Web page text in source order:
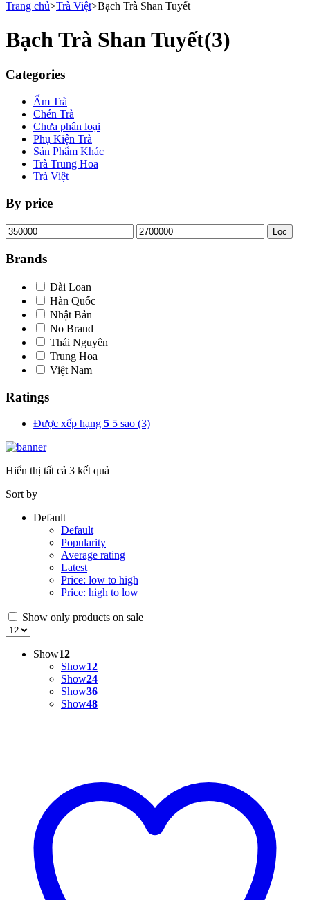
Trang chủ>Trà Việt>Bạch Trà Shan Tuyết
Bạch Trà Shan Tuyết(3)
Categories
Ấm Trà
Chén Trà
Chưa phân loại
Phụ Kiện Trà
Sản Phẩm Khác
Trà Trung Hoa
Trà Việt
By price
Giá
tối
thiểu
Giá
tối
Lọc
Brands
Đài Loan
Hàn Quốc
Nhật Bản
No Brand
Thái Nguyên
Trung Hoa
Việt Nam
Ratings
Được xếp hạng 5 5 sao (3)
Hiển thị tất cả 3 kết quả
Sort by
Default
Default
Popularity
Average rating
Latest
Price: low to high
Price: high to low
Show only products on sale
Show12
Show12
Show24
Show36
Show48